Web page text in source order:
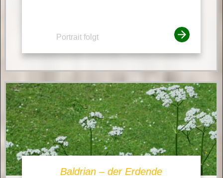
Portrait folgt
Baldrian – der Erdende